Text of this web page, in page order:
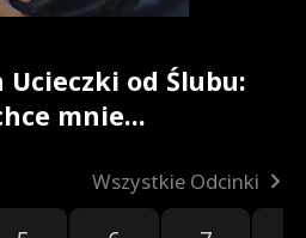
Ucieczki od Ślubu:
mnie
Wszystkie Odcinki